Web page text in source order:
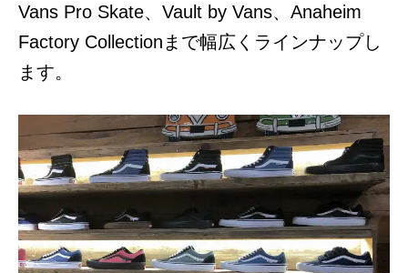
Vans Pro Skate、Vault by Vans、 Anaheim
Factory Collectionまで幅広くラインナップし
ます。